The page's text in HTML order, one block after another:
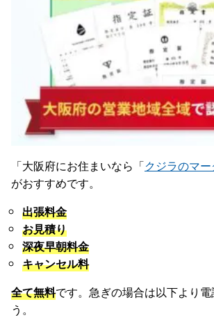
「大阪府にお住まいなら「クジラのマ
がおすすめです。
出張料金
お見積り
深夜早朝料金
キャンセル料
全て無料です。急ぎの場合は以下より電
う。